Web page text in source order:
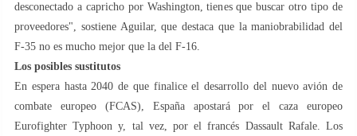
desconectado a capricho por Washington, tienes que buscar otro tipo de
proveedores", sostiene Aguilar, que destaca que la maniobrabilidad del
F-35 no es mucho mejor que la del F-16.
Los posibles sustitutos
En espera hasta 2040 de que finalice el desarrollo del nuevo avión de
combate europeo (FCAS), España apostará por el caza europeo
Eurofighter Typhoon y, tal vez, por el francés Dassault Rafale. Los